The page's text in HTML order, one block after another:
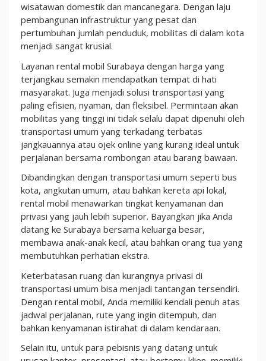
wisatawan domestik dan mancanegara. Dengan laju
pembangunan infrastruktur yang pesat dan
pertumbuhan jumlah penduduk, mobilitas di dalam kota
menjadi sangat krusial.
Layanan rental mobil Surabaya dengan harga yang
terjangkau semakin mendapatkan tempat di hati
masyarakat. Juga menjadi solusi transportasi yang
paling efisien, nyaman, dan fleksibel. Permintaan akan
mobilitas yang tinggi ini tidak selalu dapat dipenuhi oleh
transportasi umum yang terkadang terbatas
jangkauannya atau ojek online yang kurang ideal untuk
perjalanan bersama rombongan atau barang bawaan.
Dibandingkan dengan transportasi umum seperti bus
kota, angkutan umum, atau bahkan kereta api lokal,
rental mobil menawarkan tingkat kenyamanan dan
privasi yang jauh lebih superior. Bayangkan jika Anda
datang ke Surabaya bersama keluarga besar,
membawa anak-anak kecil, atau bahkan orang tua yang
membutuhkan perhatian ekstra.
Keterbatasan ruang dan kurangnya privasi di
transportasi umum bisa menjadi tantangan tersendiri.
Dengan rental mobil, Anda memiliki kendali penuh atas
jadwal perjalanan, rute yang ingin ditempuh, dan
bahkan kenyamanan istirahat di dalam kendaraan.
Selain itu, untuk para pebisnis yang datang untuk